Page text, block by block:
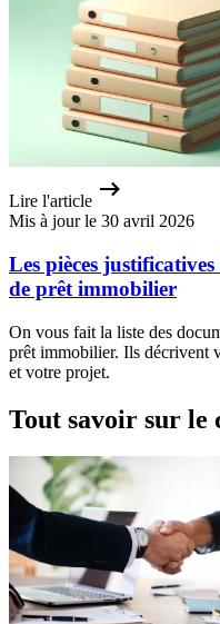
Lire l'article
Mis à jour le 30 avril 2026
Les pièces
de prêt immobilier
On vous fait la liste des
prêt immobilier. Ils décrivent
et votre projet.
Tout savoir sur le